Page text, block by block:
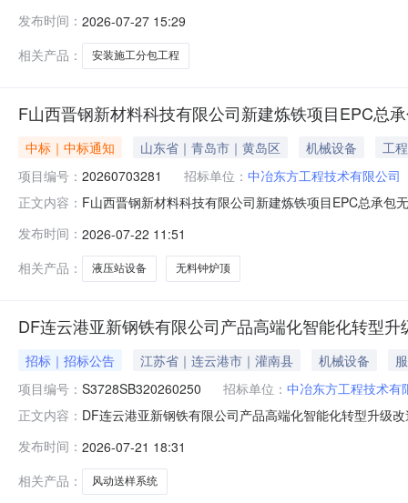
68056940成交供应商:蒲英建设有限公司上海宝冶-中冶
发布时间： 2026-07-27 15:29
相关产品：
安装施工分包工程
F山西晋钢新材料科技有限公司新建炼铁项目EPC总
中标｜中标通知 山东省｜青岛市｜黄岛区 机械设备
工程
项目编号： 20260703281 招标单位： 中冶东方工程技术有限公司
正文内容： F山西晋钢新材料科技有限公司新建炼铁项目EPC总承包
供应商:北京中鼎锐拓冶金技术有限公司山西晋钢新材料
发布时间： 2026-07-22 11:51
相关产品：
液压站设备 无料钟炉顶
DF连云港亚新钢铁有限公司产品高端化智能化转型
招标｜招标公告 江苏省｜连云港市｜灌南县 机械设备
项目编号： S3728SB320260250 招标单位： 中冶东方工程技术有
正文内容： DF连云港亚新钢铁有限公司产品高端化智能化转型升级
（EPC）总承包项目风动送样设备预计采购时间:2026-
发布时间： 2026-07-21 18:31
相关产品：
风动送样系统